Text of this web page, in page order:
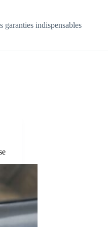
garanties indispensables